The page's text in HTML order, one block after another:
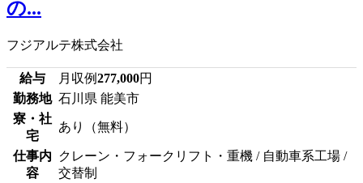
の...
フジアルテ株式会社
給与 月収例277,000円
勤務地 石川県 能美市
寮・社
宅
あり（無料）
仕事内
容
クレーン・フォークリフト・重機 / 自動車系工場 /
交替制